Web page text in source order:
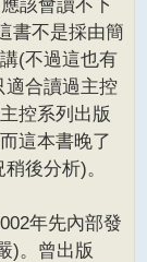
書不是採由簡
(不過這也有
適合讀過主控
控系列出版
這本書晚了
後分析)。
年先內部發
)。曾出版